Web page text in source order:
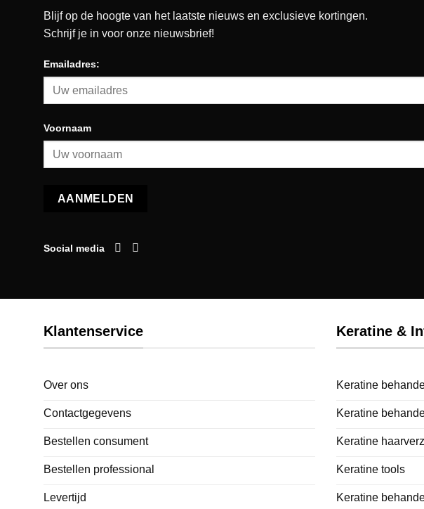
Blijf op de hoogte van het laatste nieuws en exclusieve kortingen.
Schrijf je in voor onze nieuwsbrief!
Emailadres:
Voornaam
Social media
Klantenservice
Over ons
Contactgegevens
Bestellen consument
Bestellen professional
Levertijd
Keratine &
Keratine
Keratine
Keratine
Keratine tools
Keratine